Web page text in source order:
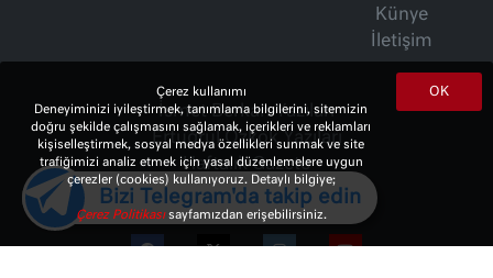
Künye
İletişim
İsmet Berkan Yazıları
Ertuğrul Özkök Yazıları
Haftalık Gazete
OK
Çerez kullanımı
Deneyiminizi iyileştirmek, tanımlama bilgilerini, sitemizin
doğru şekilde çalışmasını sağlamak, içerikleri ve reklamları
kişiselleştirmek, sosyal medya özellikleri sunmak ve site
trafiğimizi analiz etmek için yasal düzenlemelere uygun
çerezler (cookies) kullanıyoruz. Detaylı bilgiye;
Çerez Politikasısayfamızdan erişebilirsiniz.
Bizi Telegram'da takip edin